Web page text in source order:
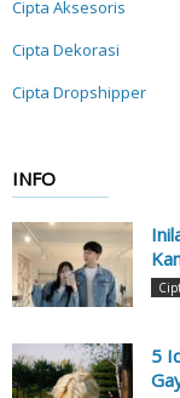
Cipta Aksesoris
Cipta Dekorasi
Cipta Dropshipper
INFO
5